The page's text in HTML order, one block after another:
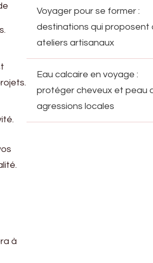
à
Voyager pour se former :
destinations qui proposent
ateliers artisanaux
Eau calcaire en voyage :
protéger cheveux et peau
agressions locales